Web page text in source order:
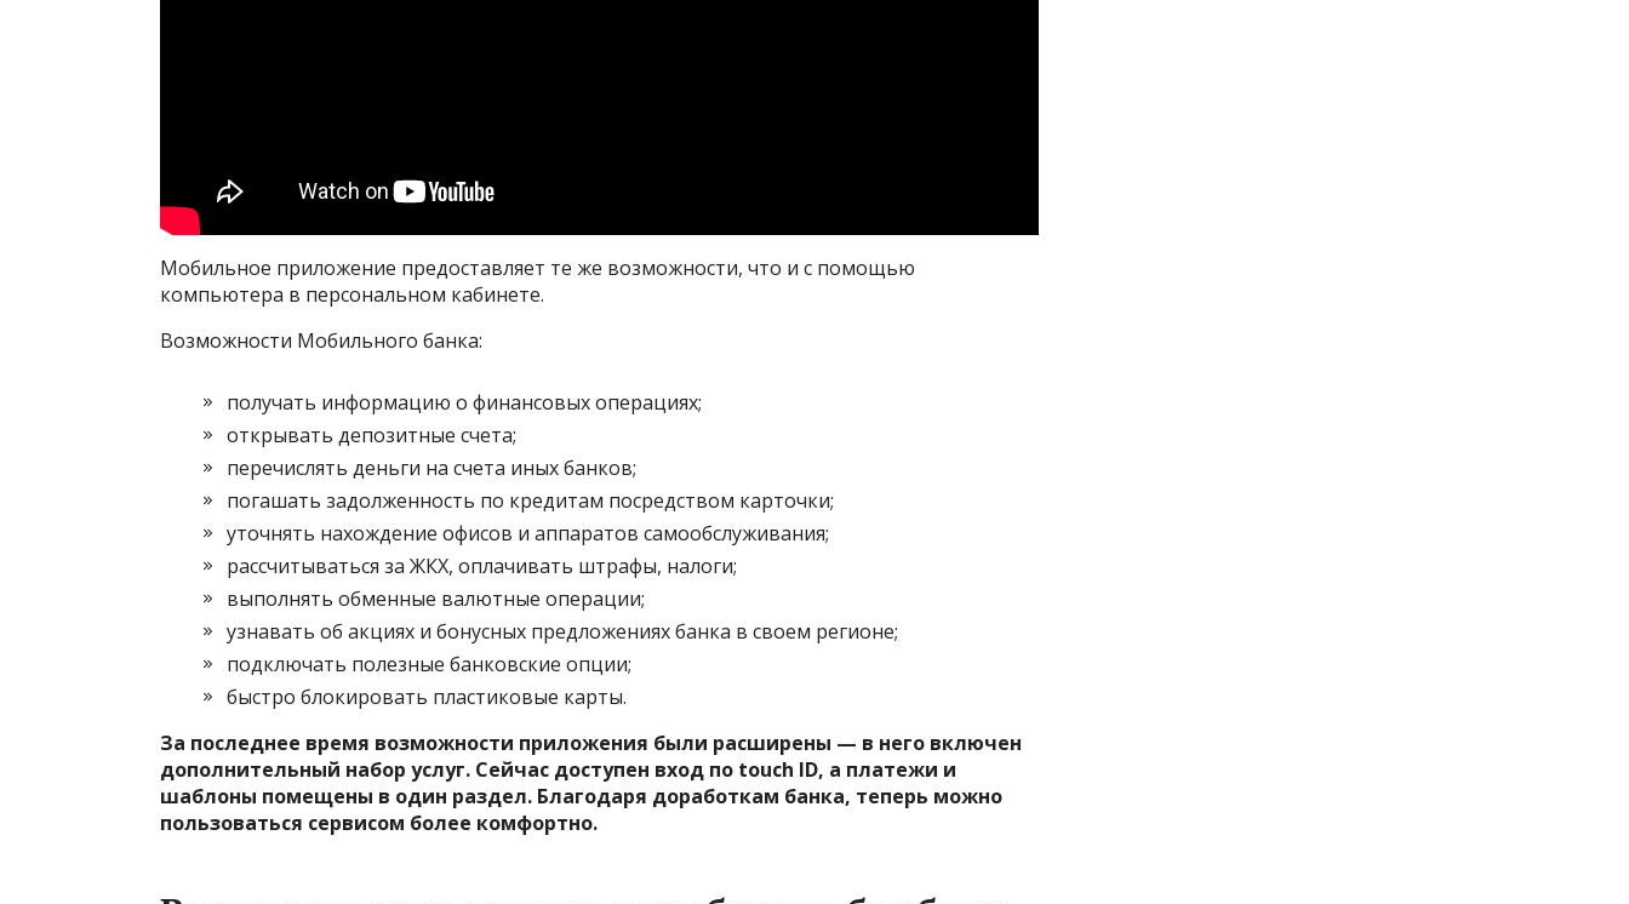
Мобильное приложение предоставляет те же возможности, что и с помощью
компьютера в персональном кабинете.
Возможности Мобильного банка:
получать информацию о финансовых операциях;
открывать депозитные счета;
перечислять деньги на счета иных банков;
погашать задолженность по кредитам посредством карточки;
уточнять нахождение офисов и аппаратов самообслуживания;
рассчитываться за ЖКХ, оплачивать штрафы, налоги;
выполнять обменные валютные операции;
узнавать об акциях и бонусных предложениях банка в своем регионе;
подключать полезные банковские опции;
быстро блокировать пластиковые карты.
За последнее время возможности приложения были расширены — в него включен
дополнительный набор услуг. Сейчас доступен вход по touch ID, а платежи и
шаблоны помещены в один раздел. Благодаря доработкам банка, теперь можно
пользоваться сервисом более комфортно.